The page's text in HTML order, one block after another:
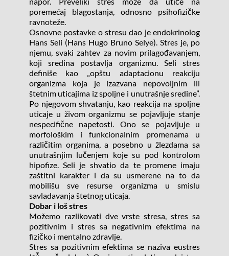
poremećaj blagostanja, odnosno psihofizičke
ravnoteže.
Osnovne postavke o stresu dao je endokrinolog
Hans Seli (Hans Hugo Bruno Selye). Stres je, po
njemu, svaki zahtev za novim prilagođavanjem,
koji sredina postavlja organizmu. Seli stres
definiše kao „opštu adaptacionu reakciju
organizma koja je izazvana nepovoljnim ili
štetnim uticajima iz spoljne i unutrašnje sredine”.
Po njegovom shvatanju, kao reakcija na spoljne
uticaje u živom organizmu se pojavljuje stanje
nespecifične napetosti. Ono se pojavljuje u
morfološkim i funkcionalnim promenama u
različitim organima, a posebno u žlezdama sa
unutrašnjim lučenjem koje su pod kontrolom
hipofize. Seli je shvatio da te promene imaju
zaštitni karakter i da su usmerene na to da
mobilišu sve resurse organizma u smislu
savladavanja štetnog uticaja.
Dobar i loš stres
Možemo razlikovati dve vrste stresa, stres sa
pozitivnim i stres sa negativnim efektima na
fizičko i mentalno zdravlje.
Stres sa pozitivnim efektima se naziva eustres